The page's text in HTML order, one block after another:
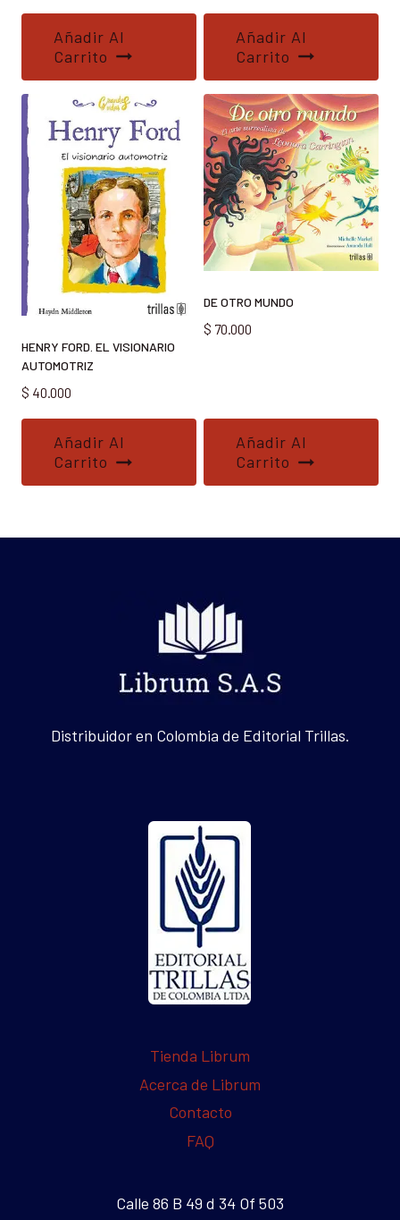
Añadir Al
Carrito
Añadir Al
Carrito
HENRY FORD. EL VISIONARIO
AUTOMOTRIZ
$ 40.000
Añadir Al
Carrito
DE OTRO MUNDO
$ 70.000
Añadir Al
Carrito
Distribuidor en Colombia de Editorial Trillas.
Tienda Librum
Acerca de Librum
Contacto
FAQ
Calle 86 B 49 d 34 Of 503